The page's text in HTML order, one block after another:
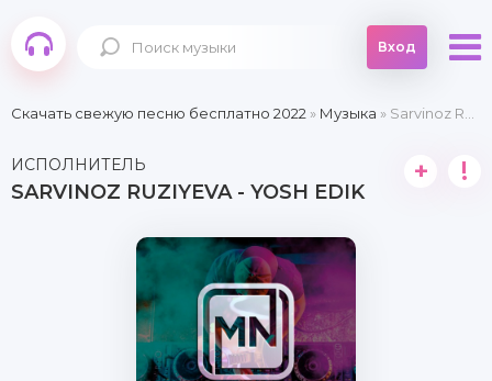
Вход
Скачать свежую песню бесплатно 2022 » Музыка » Sarvinoz Ruziyeva - Yosh edik
ИСПОЛНИТЕЛЬ
SARVINOZ RUZIYEVA - YOSH EDIK
+ !